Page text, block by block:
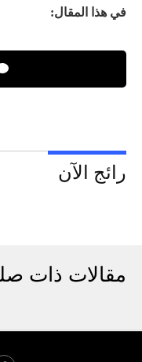
في هذا المقال:
رائج الآن
مقالات ذات